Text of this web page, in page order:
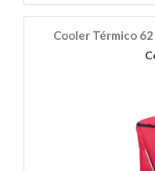
Cooler Térmico